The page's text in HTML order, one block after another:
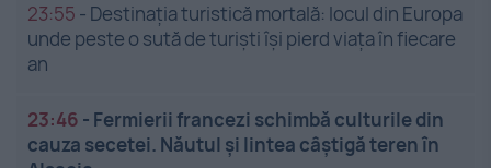
23:55 - Destinația turistică mortală: locul din Europa
unde peste o sută de turiști își pierd viața în fiecare
an
23:46 - Fermierii francezi schimbă culturile din
cauza secetei. Năutul și lintea câștigă teren în